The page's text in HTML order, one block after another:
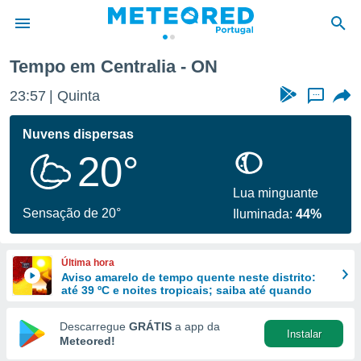
da
foi
fornecidas
a este
das
e
forma
digital
Tempo em Centralia - ON
23:57 Quinta ...
Nuvens dispersas
20°
Sensação de 20°
Lua minguante
Iluminada:44%
Última hora
Aviso amarelo de tempo quente neste distrito:
até 39 ºC e noites tropicais; saiba até quando
Descarregue GRÁTIS a app da
Meteored!
Instalar